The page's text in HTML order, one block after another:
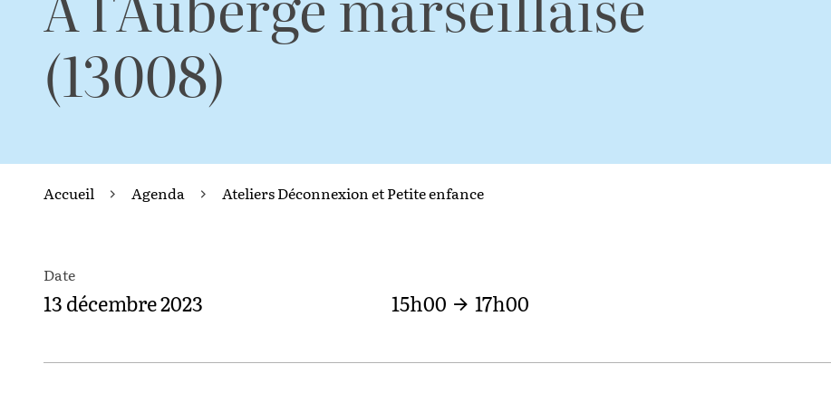
(13008)
Accueil Agenda Ateliers Déconnexion et Petite enfance
Date
13 décembre 2023 15h00 17h00